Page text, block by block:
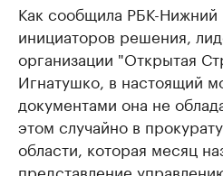
Как сообщила РБК-Нижний
инициаторов решения,
организации "Открытая
Игнатушко, в настоящий
документами она не
этом случайно в
области, которая месяц
представление